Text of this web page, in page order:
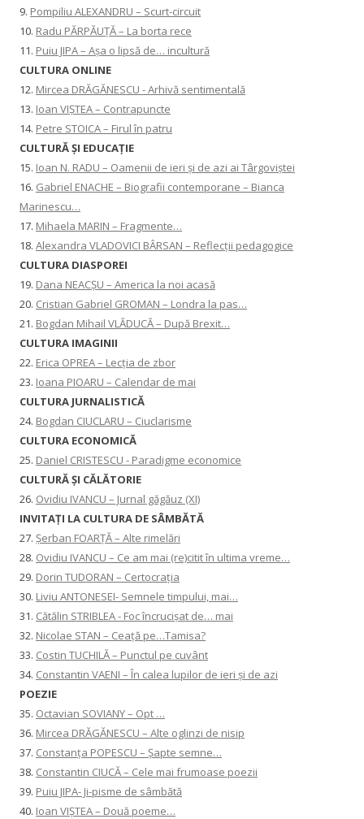
9. Pompiliu ALEXANDRU – Scurt-circuit
10. Radu PĂRPĂUȚĂ – La borta rece
11. Puiu JIPA – Așa o lipsă de… incultură
CULTURA ONLINE
12. Mircea DRĂGĂNESCU - Arhivă sentimentală
13. Ioan VIȘTEA – Contrapuncte
14. Petre STOICA – Firul în patru
CULTURĂ ŞI EDUCAŢIE
15. Ioan N. RADU – Oamenii de ieri și de azi ai Târgoviștei
16. Gabriel ENACHE – Biografii contemporane – Bianca
Marinescu…
17. Mihaela MARIN – Fragmente…
18. Alexandra VLADOVICI BÂRSAN – Reflecții pedagogice
CULTURA DIASPOREI
19. Dana NEACȘU – America la noi acasă
20. Cristian Gabriel GROMAN – Londra la pas…
21. Bogdan Mihail VLĂDUCĂ – După Brexit…
CULTURA IMAGINII
22. Erica OPREA – Lecția de zbor
23. Ioana PIOARU – Calendar de mai
CULTURA JURNALISTICĂ
24. Bogdan CIUCLARU – Ciuclarisme
CULTURA ECONOMICĂ
25. Daniel CRISTESCU - Paradigme economice
CULTURĂ ȘI CĂLĂTORIE
26. Ovidiu IVANCU – Jurnal găgăuz (XI)
INVITAŢI LA CULTURA DE SÂMBĂTĂ
27. Șerban FOARȚĂ – Alte rimelări
28. Ovidiu IVANCU – Ce am mai (re)citit în ultima vreme…
29. Dorin TUDORAN – Certocrația
30. Liviu ANTONESEI- Semnele timpului, mai…
31. Cătălin STRIBLEA - Foc încrucișat de… mai
32. Nicolae STAN – Ceață pe…Tamisa?
33. Costin TUCHILĂ – Punctul pe cuvânt
34. Constantin VAENI – În calea lupilor de ieri și de azi
POEZIE
35. Octavian SOVIANY – Opt …
36. Mircea DRĂGĂNESCU – Alte oglinzi de nisip
37. Constanţa POPESCU – Șapte semne…
38. Constantin CIUCĂ – Cele mai frumoase poezii
39. Puiu JIPA- Ji-pisme de sâmbătă
40. Ioan VIȘTEA – Două poeme…